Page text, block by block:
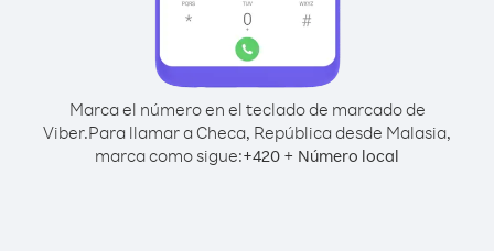
Marca el número en el teclado de marcado de
Viber.Para llamar a Checa, República desde Malasia,
marca como sigue:+420 + Número local